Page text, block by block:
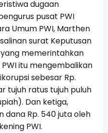
dugaan
pusat PWI
Umum PWI, Marthen
surat Keputusan
memerintahkan
itu mengembalikan
sebesar Rp.
tujuh ratus tujuh puluh
Dan ketiga,
dana Rp. 540 juta oleh
PWI.